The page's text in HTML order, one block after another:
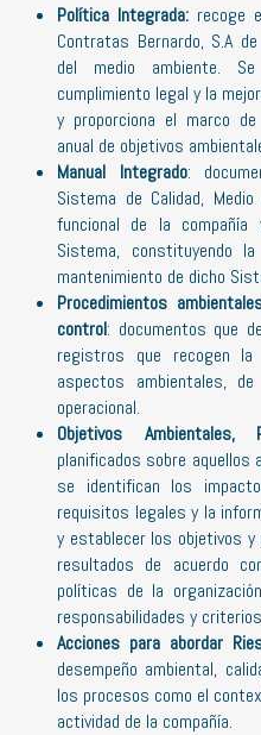
Política Integrada: recoge
Contratas Bernardo, S.A
del medio ambiente.
cumplimiento legal y la
y proporciona el marco
anual de objetivos
Manual Integrado:
Sistema de Calidad,
funcional de la
Sistema, constituyendo
mantenimiento de dicho
Procedimientos
control: documentos que
registros que recogen la
aspectos ambientales,
operacional.
Objetivos Ambientales,
planificados sobre aquellos
se identifican los
requisitos legales y la
y establecer los objetivos
resultados de acuerdo
políticas de la
responsabilidades y
Acciones para abordar
desempeño ambiental,
los procesos como el
actividad de la compañía.